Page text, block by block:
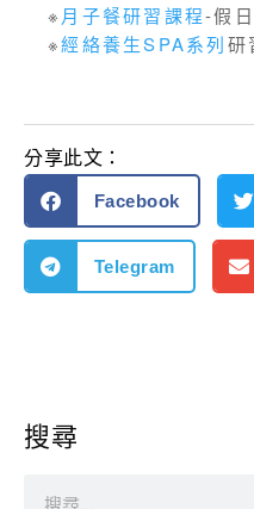
※ 月子餐研習課程-假
※經絡養生SPA系列研
分享此文：
Facebook
Telegram
搜尋